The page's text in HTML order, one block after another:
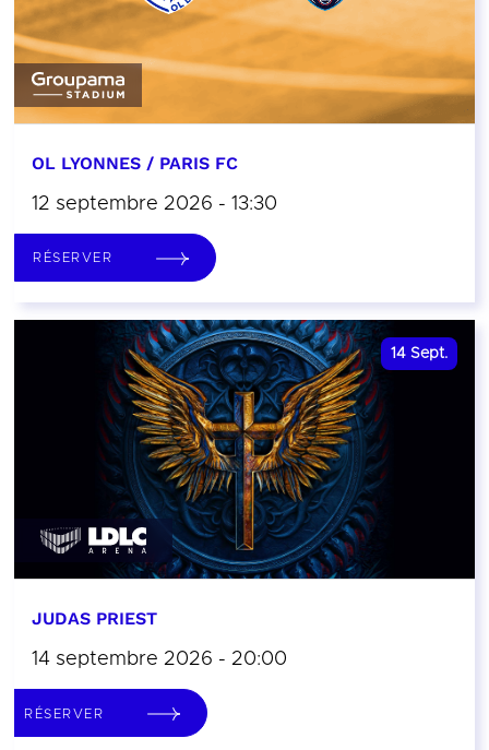
OL LYONNES / PARIS FC
12 septembre 2026 - 13:30
RÉSERVER
14 Sept.
JUDAS PRIEST
14 septembre 2026 - 20:00
RÉSERVER